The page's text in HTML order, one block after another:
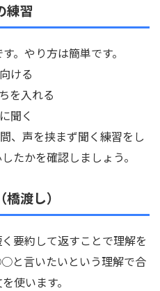
練習
。やり方は簡単です。
ける
を入れる
聞く
、声を挟まず聞く練習をし
たかを確認しましょう。
渡し）
要約して返すことで理解を
と言いたいという理解で合
使います。